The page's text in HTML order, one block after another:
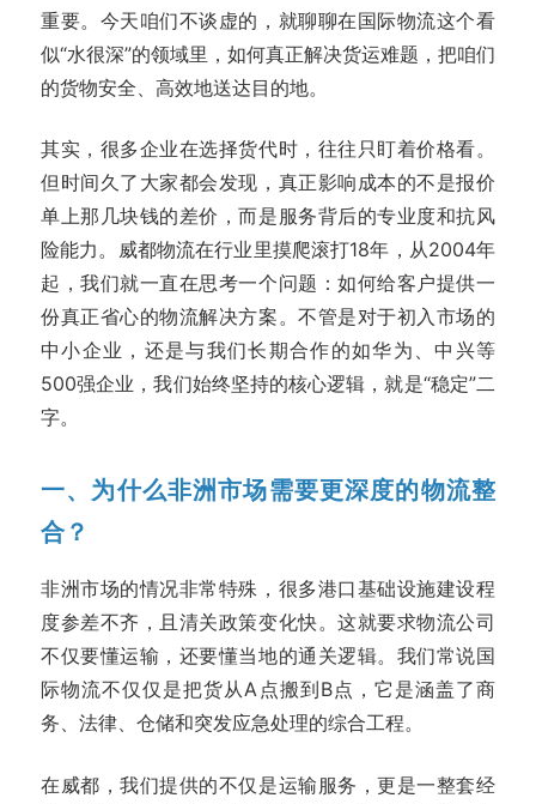
重要。今天咱们不谈虚的，就聊聊在国际物流这个看
似“水很深”的领域里，如何真正解决货运难题，把咱们
的货物安全、高效地送达目的地。
其实，很多企业在选择货代时，往往只盯着价格看。
但时间久了大家都会发现，真正影响成本的不是报价
单上那几块钱的差价，而是服务背后的专业度和抗风
险能力。威都物流在行业里摸爬滚打18年，从2004年
起，我们就一直在思考一个问题：如何给客户提供一
份真正省心的物流解决方案。不管是对于初入市场的
中小企业，还是与我们长期合作的如华为、中兴等
500强企业，我们始终坚持的核心逻辑，就是“稳定”二
字。
一、为什么非洲市场需要更深度的物流整
合？
非洲市场的情况非常特殊，很多港口基础设施建设程
度参差不齐，且清关政策变化快。这就要求物流公司
不仅要懂运输，还要懂当地的通关逻辑。我们常说国
际物流不仅仅是把货从A点搬到B点，它是涵盖了商
务、法律、仓储和突发应急处理的综合工程。
在威都，我们提供的不仅是运输服务，更是一整套经